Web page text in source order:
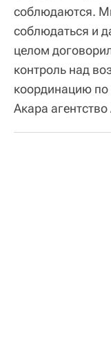
соблюдаются.
соблюдаться и
целом
контроль над
координацию по
Акара